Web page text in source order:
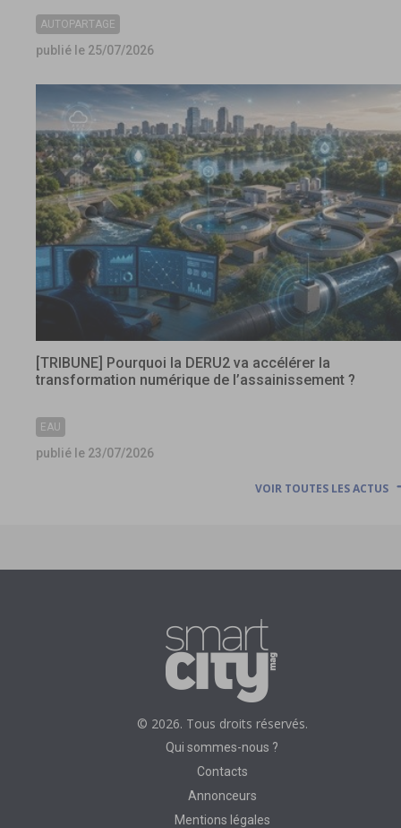
AUTOPARTAGE
publié le 25/07/2026
[TRIBUNE] Pourquoi la DERU2 va accélérer la
transformation numérique de l’assainissement ?
EAU
publié le 23/07/2026
VOIR TOUTES LES ACTUS
© 2026. Tous droits réservés.
Qui sommes-nous ?
Contacts
Annonceurs
Mentions légales